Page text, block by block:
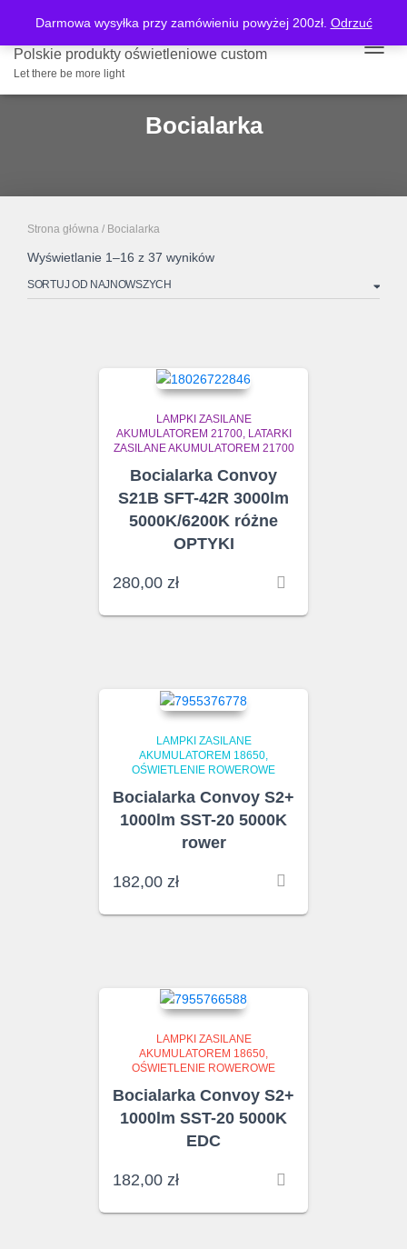
Darmowa wysyłka przy zamówieniu powyżej 200zł. Odrzuć
Polskie produkty oświetleniowe custom
Let there be more light
Bocialarka
Strona główna / Bocialarka
Wyświetlanie 1–16 z 37 wynikówPosortowane
najnowszych
LAMPKI ZASILANE
AKUMULATOREM 21700
LATARKI
ZASILANE AKUMULATOREM 21700
Bocialarka Convoy
S21B SFT-42R 3000lm
5000K/6200K różne
OPTYKI
280,00 zł
LAMPKI ZASILANE
AKUMULATOREM 18650
OŚWIETLENIE ROWEROWE
Bocialarka Convoy S2+
1000lm SST-20 5000K
rower
182,00 zł
LAMPKI ZASILANE
AKUMULATOREM 18650
OŚWIETLENIE ROWEROWE
Bocialarka Convoy S2+
1000lm SST-20 5000K
EDC
182,00 zł